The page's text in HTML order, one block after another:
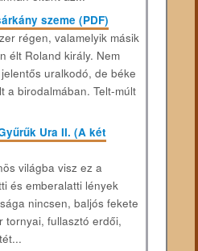
szeme (PDF)
régen, valamelyik másik
élt Roland király. Nem
uralkodó, de béke
a birodalmában. Telt-múlt
Ura II. (A két
világba visz ez a
és emberalatti lények
nincsen, baljós fekete
tornyai, fullasztó erdői,